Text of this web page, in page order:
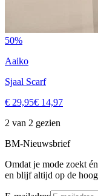
50%
Aaiko
Sjaal Scarf
€ 29,95€ 14,97
2 van 2 gezien
BM-Nieuwsbrief
Omdat je mode zoekt
en blijf altijd op de